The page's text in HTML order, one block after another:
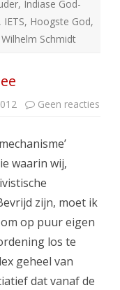
, Indiase God-
, IETS, Hoogste God,
Wilhelm Schmidt
Geen reacties
waarin wij,
zijn, moet ik
op puur eigen
los te
geheel van
dat vanaf de